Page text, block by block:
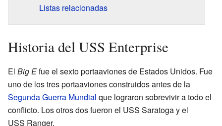
Listas relacionadas
Historia del USS Enterprise
El Big Efue el sexto portaaviones de Estados Unidos. Fue
uno de los tres portaaviones construidos antes de la
Segunda Guerra Mundial que lograron sobrevivir a todo el
conflicto. Los otros dos fueron el USS Saratoga y el
USS Ranger.